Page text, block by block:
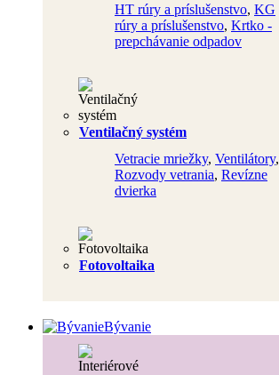
HT rúry a príslušenstvo, KG
rúry a príslušenstvo, Krtko -
prepchávanie odpadov
Ventilačný systém
Vetracie mriežky, Ventilátory,
Rozvody vetrania, Revízne
dvierka
Fotovoltaika
Bývanie